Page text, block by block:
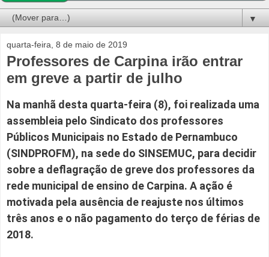
▼
quarta-feira, 8 de maio de 2019
Professores de Carpina irão entrar
em greve a partir de julho
Na manhã desta quarta-feira (8), foi realizada uma
assembleia pelo Sindicato dos professores
Públicos Municipais no Estado de Pernambuco
(SINDPROFM), na sede do SINSEMUC, para decidir
sobre a deflagração de greve dos professores da
rede municipal de ensino de Carpina. A ação é
motivada pela ausência de reajuste nos últimos
três anos e o não pagamento do terço de férias de
2018.